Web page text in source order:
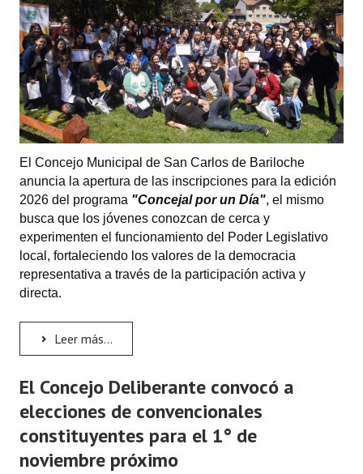
El Concejo Municipal de San Carlos de Bariloche
anuncia la apertura de las inscripciones para la edición
2026 del programa "Concejal por un Día", el mismo
busca que los jóvenes conozcan de cerca y
experimenten el funcionamiento del Poder Legislativo
local, fortaleciendo los valores de la democracia
representativa a través de la participación activa y
directa.
Leer más...
El Concejo Deliberante convocó a
elecciones de convencionales
constituyentes para el 1° de
noviembre próximo